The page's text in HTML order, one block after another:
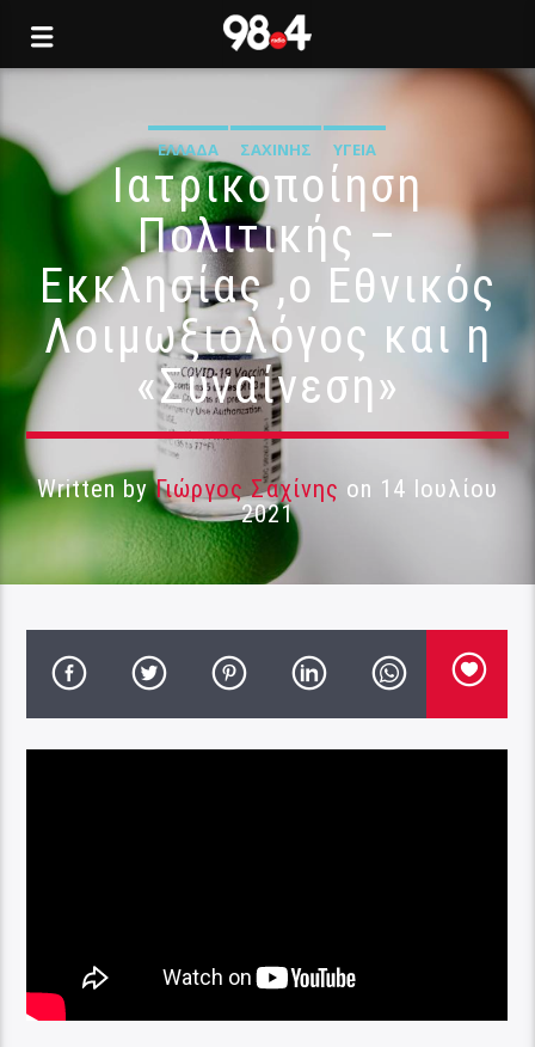
ΕΛΛΆΔΑ ΣΑΧΊΝΗΣ ΥΓΕΊΑ
Ιατρικοποίηση
Πολιτικής –
Εκκλησίας ,ο Εθνικός
Λοιμωξιολόγος και η
«Συναίνεση»
Written byΓιώργος Σαχίνης on 14 Ιουλίου
2021